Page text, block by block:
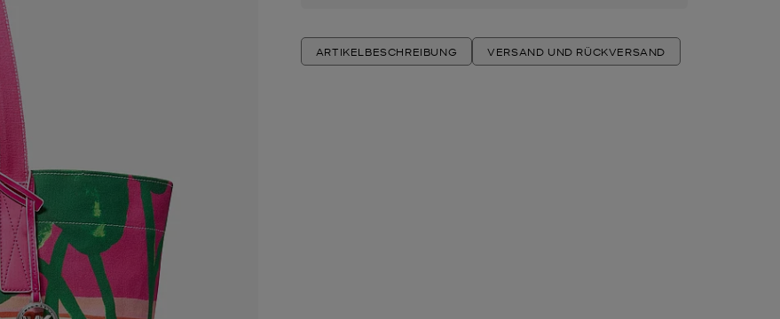
ARTIKELBESCHREIBUNG VERSAND UND RÜCKVERSAND